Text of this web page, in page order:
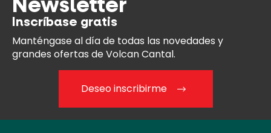
Inscríbase gratis
Manténgase al díade todas las novedades y
grandes ofertas de Volcan Cantal.
Deseo inscribirme